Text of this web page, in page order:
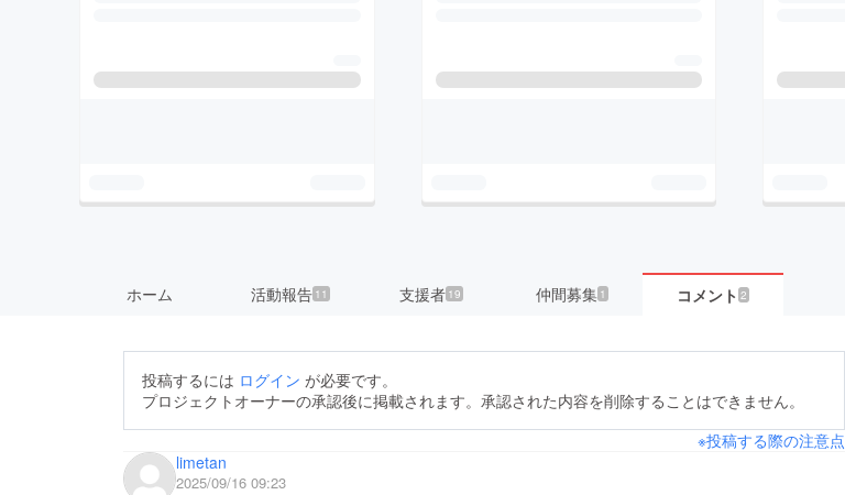
ホーム 活動報告 11 支援者 19 仲間募集 1 コメント 2
投稿するには ログイン が必要です。
プロジェクトオーナーの承認後に掲載されます。承認された内容を削除することはできません。
※投稿する際の注意点
limetan
2025/09/16 09:23